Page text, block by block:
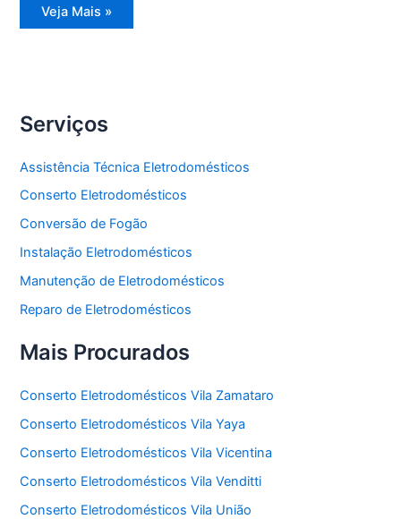
Assistência
Técnica
Veja Mais »
Serviços
Assistência Técnica Eletrodomésticos
Conserto Eletrodomésticos
Conversão de Fogão
Instalação Eletrodomésticos
Manutenção de Eletrodomésticos
Reparo de Eletrodomésticos
Mais Procurados
Conserto Eletrodomésticos Vila Zamataro
Conserto Eletrodomésticos Vila Yaya
Conserto Eletrodomésticos Vila Vicentina
Conserto Eletrodomésticos Vila Venditti
Conserto Eletrodomésticos Vila União